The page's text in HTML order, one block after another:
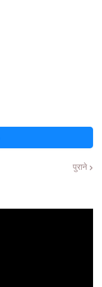
पुराने